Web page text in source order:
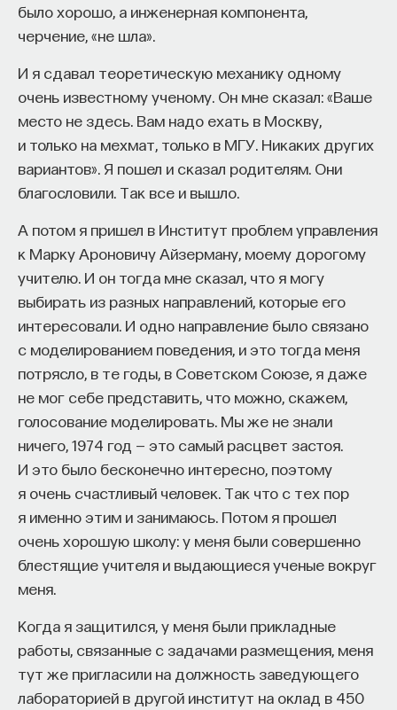
было хорошо, а инженерная компонента,
черчение, «не шла».
И я сдавал теоретическую механику одному
очень известному ученому. Он мне сказал: «Ваше
место не здесь. Вам надо ехать в Москву,
и только на мехмат, только в МГУ. Никаких других
вариантов». Я пошел и сказал родителям. Они
благословили. Так все и вышло.
А потом я пришел в Институт проблем управления
к Марку Ароновичу Айзерману, моему дорогому
учителю. И он тогда мне сказал, что я могу
выбирать из разных направлений, которые его
интересовали. И одно направление было связано
с моделированием поведения, и это тогда меня
потрясло, в те годы, в Советском Союзе, я даже
не мог себе представить, что можно, скажем,
голосование моделировать. Мы же не знали
ничего, 1974 год — это самый расцвет застоя.
И это было бесконечно интересно, поэтому
я очень счастливый человек. Так что с тех пор
я именно этим и занимаюсь. Потом я прошел
очень хорошую школу: у меня были совершенно
блестящие учителя и выдающиеся ученые вокруг
меня.
Когда я защитился, у меня были прикладные
работы, связанные с задачами размещения, меня
тут же пригласили на должность заведующего
лабораторией в другой институт на оклад в 450
ПостНаука
команда ПостНауки
НАУКА
237 публикаций
НАУКА
КУРС
Философский поиск: начала
СОХРАНИТЬ КУРС